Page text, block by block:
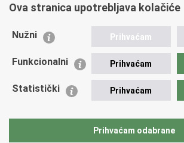
Važne poveznice
EMN Nacionalna kontaktna točka za
Policijska akademija
Zaklada policijske solidarnosti
Sindikati
Ova stranica upotrebljava kolačiće
Nužni Prihvaćam
Funkcionalni Prihvaćam
Statistički Prihvaćam
Prihvaćam odabrane